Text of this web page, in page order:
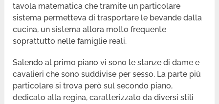
tavola matematica che tramite un particolare
sistema permetteva di trasportare le bevande dalla
cucina, un sistema allora molto frequente
soprattutto nelle famiglie reali.
Salendo al primo piano vi sono le stanze di dame e
cavalieri che sono suddivise per sesso. La parte più
particolare si trova però sul secondo piano,
dedicato alla regina, caratterizzato da diversi stili